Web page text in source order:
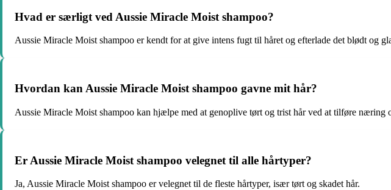
Hvad er særligt ved Aussie Miracle Moist shampoo?
Aussie Miracle Moist shampoo er kendt for at give intens fugt til håret og efterlade det blødt og
Hvordan kan Aussie Miracle Moist shampoo gavne mit hår?
Aussie Miracle Moist shampoo kan hjælpe med at genoplive tørt og trist hår ved at tilføre næring
Er Aussie Miracle Moist shampoo velegnet til alle hårtyper?
Ja, Aussie Miracle Moist shampoo er velegnet til de fleste hårtyper, især tørt og skadet hår.